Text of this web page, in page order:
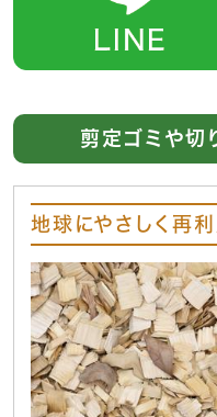
剪定ゴミや切
地球にやさしく再利